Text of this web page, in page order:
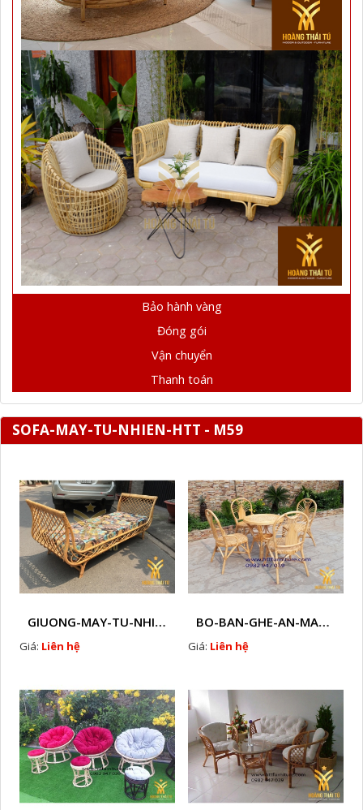
Bảo hành vàng
Đóng gói
Vận chuyển
Thanh toán
SOFA-MAY-TU-NHIEN-HTT - M59
GIUONG-MAY-TU-NHIEN-HTT - M1
Giá: Liên hệ
BO-BAN-GHE-AN-MAY-TU-NHIEN-HTT - M3
Giá: Liên hệ